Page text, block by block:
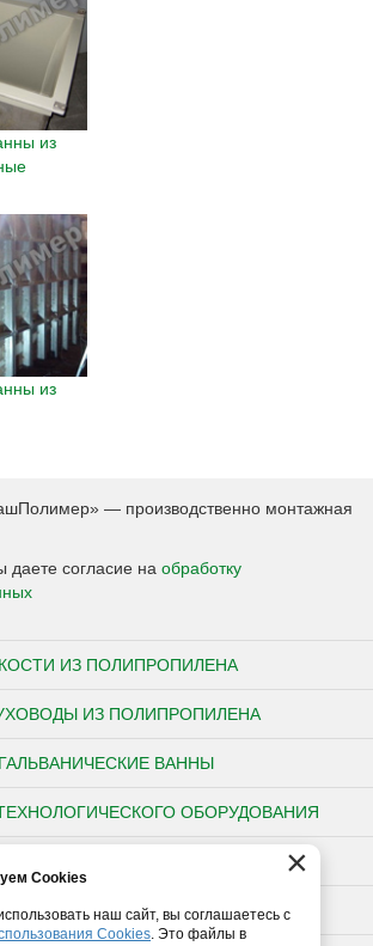
из
из
— производственно монтажная
даете согласие на обработку
ИЗ ПОЛИПРОПИЛЕНА
ИЗ ПОЛИПРОПИЛЕНА
ГАЛЬВАНИЧЕСКИЕ ВАННЫ
ОБОРУДОВАНИЯ
ИЗДЕЛИЯ ИЗ ПОЛИПРОПИЛЕНА
ТРУБЫ
×
Cookies
наш сайт, вы соглашаетесь с
Cookies. Это файлы в